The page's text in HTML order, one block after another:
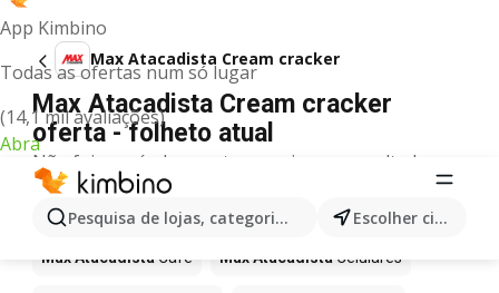
App Kimbino
Todas as ofertas num só lugar
(14,1 mil avaliações)
Abra
Pesquisa de lojas, categorias,produtos... Escolher cidade
Max Atacadista Cream cracker
Max Atacadista Cream cracker
oferta - folheto atual
Não foi possível encontrar quaisquer resultados
para este termo.
Mais produtos em Max Atacadista
Max Atacadista Café Max Atacadista Celulares